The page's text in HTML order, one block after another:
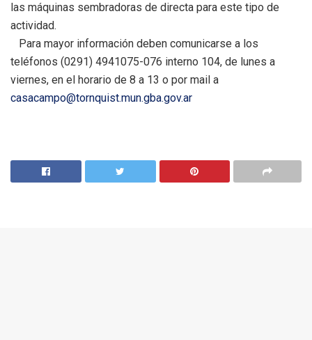
las máquinas sembradoras de directa para este tipo de
actividad.
Para mayor información deben comunicarse a los
teléfonos (0291) 4941075-076 interno 104, de lunes a
viernes, en el horario de 8 a 13 o por mail a
casacampo@tornquist.mun.gba.gov.ar